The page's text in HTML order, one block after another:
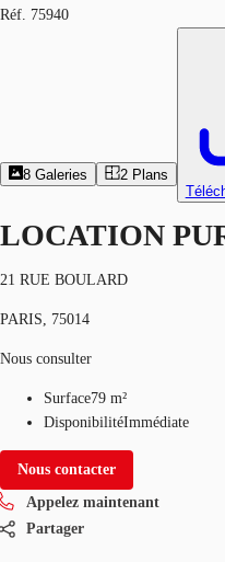
Réf. 75940
8 Galeries 2 Plans
LOCATION
21 RUE BOULARD
PARIS, 75014
Nous consulter
Surface79 m²
DisponibilitéImmédiate
Nous contacter
Appelez maintenant
Partager